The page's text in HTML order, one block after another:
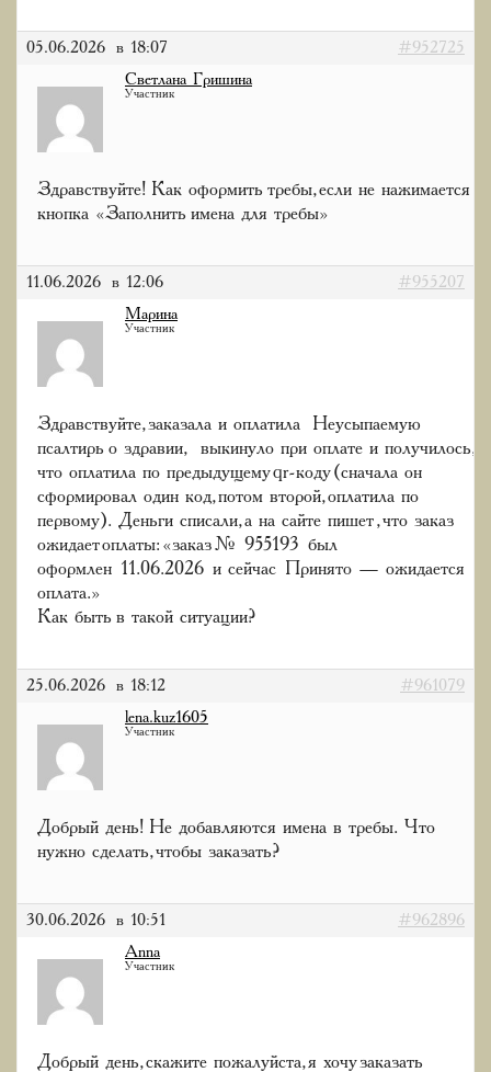
05.06.2026 в 18:07 #952725
Светлана Гришина
Участник
Здравствуйте! Как оформить требы, если не нажимается
кнопка «Заполнить имена для требы»
11.06.2026 в 12:06 #955207
Марина
Участник
Здравствуйте, заказала и оплатила Неусыпаемую
псалтирь о здравии, выкинуло при оплате и получилось,
что оплатила по предыдущему qr-коду (сначала он
сформировал один код, потом второй, оплатила по
первому). Деньги списали, а на сайте пишет , что заказ
ожидает оплаты: «заказ № 955193 был
оформлен 11.06.2026 и сейчас Принято — ожидается
оплата.»
Как быть в такой ситуации?
25.06.2026 в 18:12 #961079
lena.kuz1605
Участник
Добрый день! Не добавляются имена в требы. Что
нужно сделать, чтобы заказать?
30.06.2026 в 10:51 #962896
Anna
Участник
Добрый день, скажите пожалуйста, я хочу заказать